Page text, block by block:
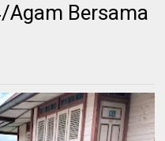
Agam Bersama